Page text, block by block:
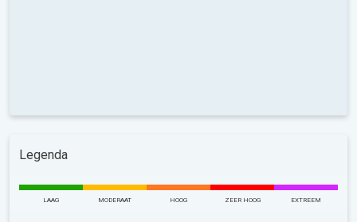
Legenda
LAAG MODERAAT HOOG ZEER HOOG EXTREEM